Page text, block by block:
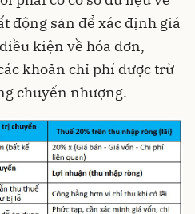
động sản để xác định giá
kiện về hóa đơn,
khoản chỉ phí được trừ
chuyển nhượng.